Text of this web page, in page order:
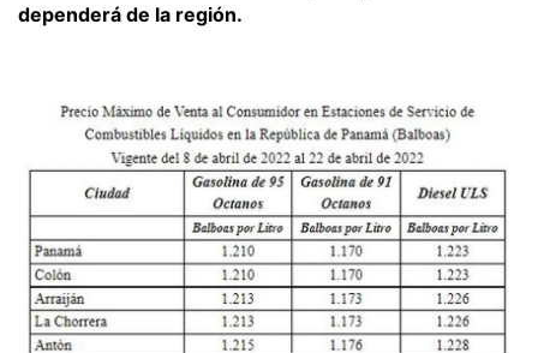
dependerá de la región.